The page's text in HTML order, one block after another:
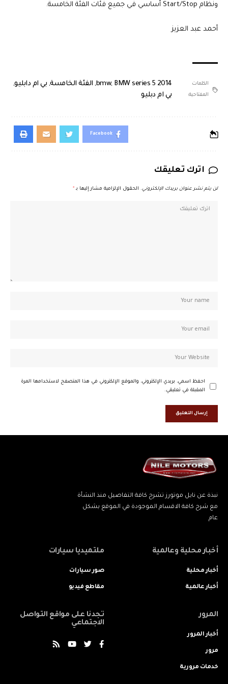
ونظام Start/Stop أساسي في جميع فئات الفئة الخامسة.
أحمد عبد العزيز
الكلمات
المفتاحية:
bmw, BMW series 5 2014
, الفئة الخامسة, بي ام دابليو,
بي ام دبليو
Facebook
اترك تعليقك
لن يتم نشر عنوان بريدك الإلكتروني. الحقول الإلزامية مشار إليها بـ *
احفظ اسمي، بريدي الإلكتروني، والموقع الإلكتروني في هذا المتصفح لاستخدامها المرة
المقبلة في تعليقي.
نبذة عن نايل موتورز تشرح كافة التفاصيل منذ النشأة
مع شرح كافة الاقسام الموجودة في الموقع بشكل
عام
أخبار محلية وعالمية
أخبار محلية
أخبار عالمية
ملتميديا سيارات
صور سيارات
مقاطع فيديو
المرور
أخبار المرور
مرور
خدمات مرورية
تجدنا على مواقع التواصل
الاجتماعي